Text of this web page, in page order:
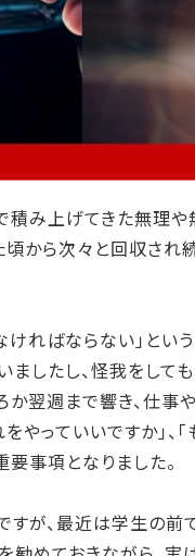
積み上げてきた無理や
頃から次々と回収され
ればならない」とい
したし、怪我をしても
か翌週まで響き、仕事
っていいですか」、「
事項となりました。
が、最近は学生の前